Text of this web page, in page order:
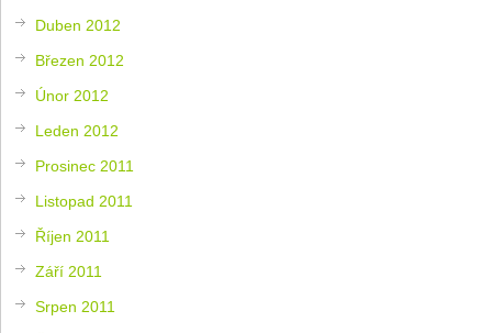
Duben 2012
Březen 2012
Únor 2012
Leden 2012
Prosinec 2011
Listopad 2011
Říjen 2011
Září 2011
Srpen 2011